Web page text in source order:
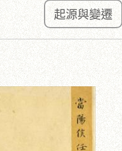
起源與變遷